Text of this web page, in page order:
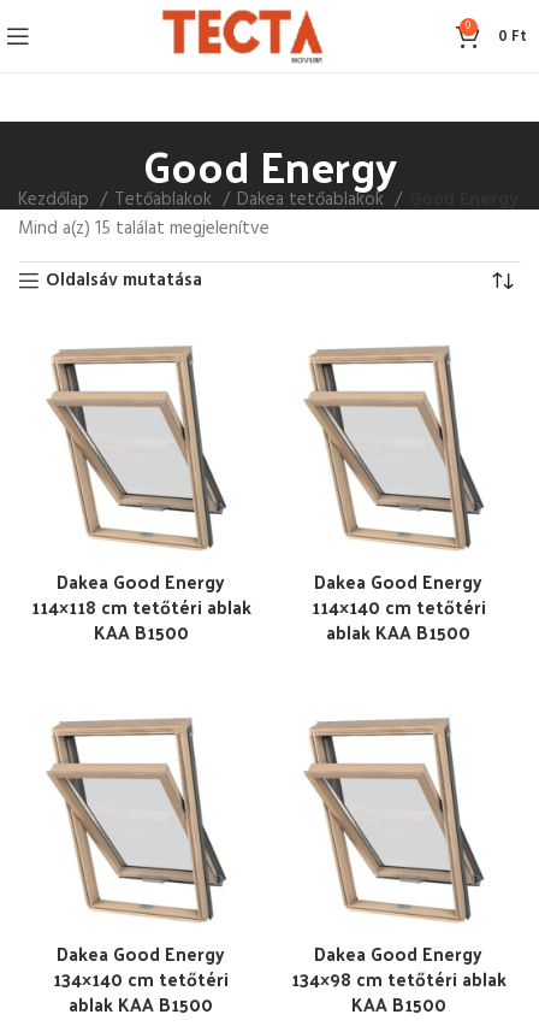
0 0 Ft
Good Energy
Kezdőlap Tetőablakok Dakea tetőablakok
Mind a(z) 15 találat megjelenítve
Oldalsáv mutatása
Dakea Good Energy
114×118 cm tetőtéri ablak
KAA B1500
Dakea Good Energy
114×140 cm tetőtéri
ablak KAA B1500
Dakea Good Energy
134×140 cm tetőtéri
ablak KAA B1500
Dakea Good Energy
134×98 cm tetőtéri ablak
KAA B1500